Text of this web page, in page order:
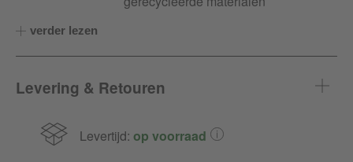
verder lezen
Levering & Retouren
Levertijd: op voorraad